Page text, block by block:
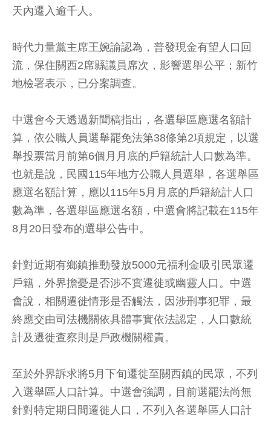
天內遷入逾千人。
時代力量黨主席王婉諭認為，普發現金有望人口回
流，保住關西2席縣議員席次，影響選舉公平；新竹
地檢署表示，已分案調查。
中選會今天透過新聞稿指出，各選舉區應選名額計
算，依公職人員選舉罷免法第38條第2項規定，以選
舉投票當月前第6個月月底的戶籍統計人口數為準。
也就是說，民國115年地方公職人員選舉，各選舉區
應選名額計算，應以115年5月月底的戶籍統計人口
數為準，各選舉區應選名額，中選會將記載在115年
8月20日發布的選舉公告中。
針對近期有鄉鎮推動發放5000元福利金吸引民眾遷
戶籍，外界擔憂是否涉不實遷徙或幽靈人口。中選
會說，相關遷徙情形是否觸法，因涉刑事犯罪，最
終應交由司法機關依具體事實依法認定，人口數統
計及遷徙查察則是戶政機關權責。
至於外界訴求將5月下旬遷徙至關西鎮的民眾，不列
入選舉區人口計算。中選會強調，目前選罷法尚無
針對特定期日間遷徙人口，不列入各選舉區人口計